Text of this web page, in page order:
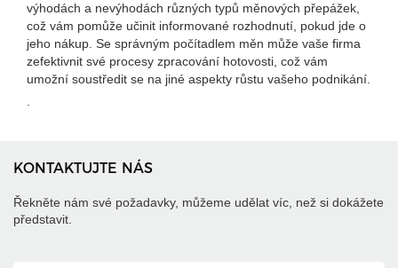
výhodách a nevýhodách různých typů měnových přepážek,
což vám pomůže učinit informované rozhodnutí, pokud jde o
jeho nákup. Se správným počítadlem měn může vaše firma
zefektivnit své procesy zpracování hotovosti, což vám
umožní soustředit se na jiné aspekty růstu vašeho podnikání.
KONTAKTUJTE NÁS
Řekněte nám své požadavky, můžeme udělat víc, než si dokážete
představit.